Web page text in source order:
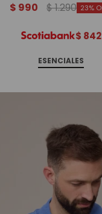
$ 990 $1.290 23
$ 842
ESENCIALES